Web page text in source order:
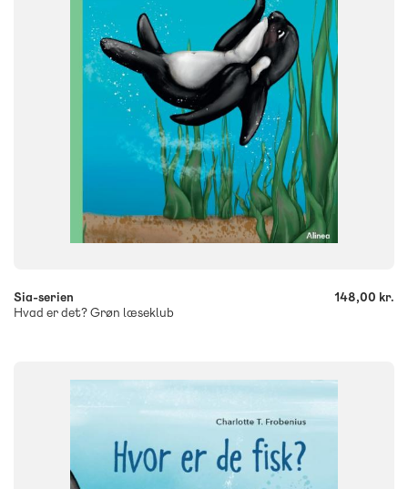
9788723568540
+
Sia-serien
Hvad er det? Grøn læseklub
148,00 kr.
1. klasse 2. klasse 3. klasse